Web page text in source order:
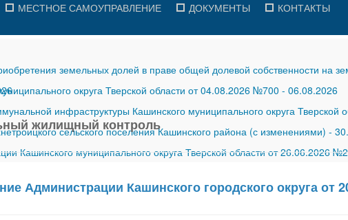
МЕСТНОЕ САМОУПРАВЛЕНИЕ ДОКУМЕНТЫ КОНТАКТЫ
земельных долей в праве общей долевой собственности на
округа Тверской области от 04.08.2026 №700 - 06.08.2026
инфраструктуры Кашинского муниципального округа Тверской
сельского поселения Кашинского района (с изменениями) -
Кашинского муниципального округа Тверской области от 26.06.2026
жилищный контроль
Администрации Кашинского городского округа от